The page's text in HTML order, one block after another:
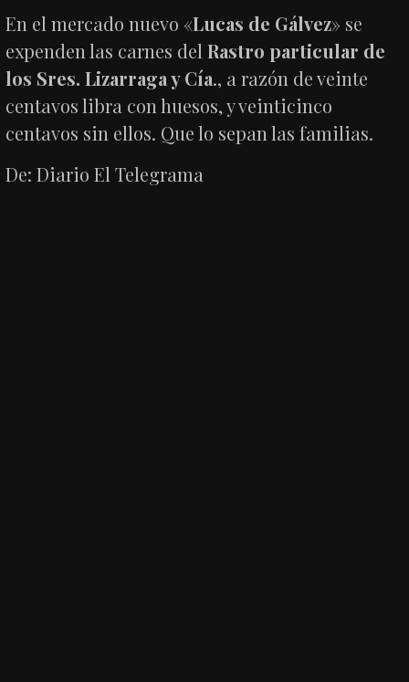
En el mercado nuevo «Lucas de Gálvez» se
expenden las carnes delRastro particular de
los Sres. Lizarraga y Cía., a razón de veinte
centavos libra con huesos, y veinticinco
centavos sin ellos. Que lo sepan las familias.
De: Diario El Telegrama